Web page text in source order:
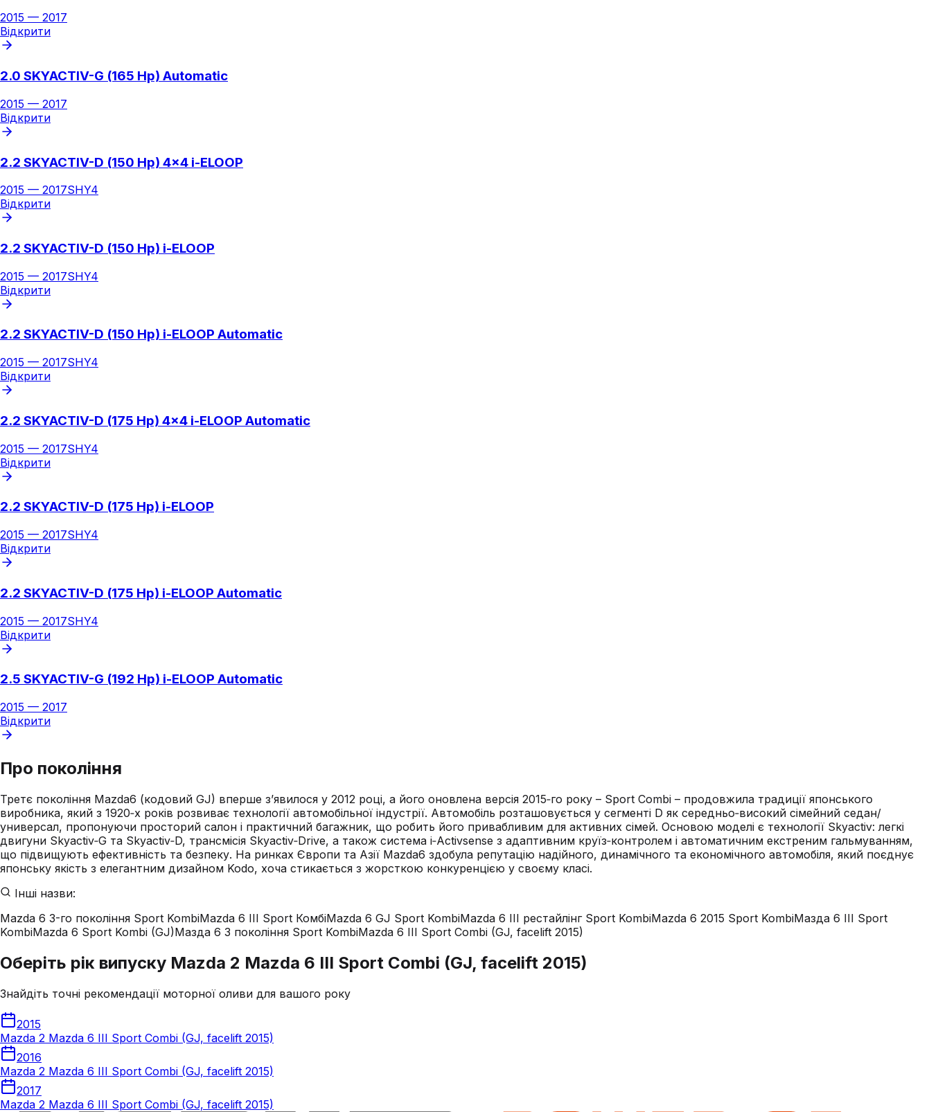
2015 — 2017
Відкрити
2.0 SKYACTIV-G (165 Hp) Automatic
2015 — 2017
Відкрити
2.2 SKYACTIV-D (150 Hp) 4x4 i-ELOOP
2015 — 2017SHY4
Відкрити
2.2 SKYACTIV-D (150 Hp) i-ELOOP
2015 — 2017SHY4
Відкрити
2.2 SKYACTIV-D (150 Hp) i-ELOOP Automatic
2015 — 2017SHY4
Відкрити
2.2 SKYACTIV-D (175 Hp) 4x4 i-ELOOP Automatic
2015 — 2017SHY4
Відкрити
2.2 SKYACTIV-D (175 Hp) i-ELOOP
2015 — 2017SHY4
Відкрити
2.2 SKYACTIV-D (175 Hp) i-ELOOP Automatic
2015 — 2017SHY4
Відкрити
2.5 SKYACTIV-G (192 Hp) i-ELOOP Automatic
2015 — 2017
Відкрити
Про покоління
Третє покоління Mazda6 (кодовий GJ) вперше з’явилося у 2012 році, а його оновлена версія 2015‑го року – Sport Combi – продовжила традиції японського
виробника, який з 1920‑х років розвиває технології автомобільної індустрії. Автомобіль розташовується у сегменті D як середньо‑високий сімейний седан/
универсал, пропонуючи просторий салон і практичний багажник, що робить його привабливим для активних сімей. Основою моделі є технології Skyactiv: легкі
двигуни Skyactiv‑G та Skyactiv‑D, трансмісія Skyactiv‑Drive, а також система i‑Activsense з адаптивним круїз‑контролем і автоматичним екстреним гальмуванням,
що підвищують ефективність та безпеку. На ринках Європи та Азії Mazda6 здобула репутацію надійного, динамічного та економічного автомобіля, який поєднує
японську якість з елегантним дизайном Kodo, хоча стикається з жорсткою конкуренцією у своєму класі.
Інші назви:
Mazda 6 3-го покоління Sport KombiMazda 6 III Sport КомбіMazda 6 GJ Sport KombiMazda 6 III рестайлінг Sport KombiMazda 6 2015 Sport KombiМазда 6 III Sport
KombiMazda 6 Sport Kombi (GJ)Мазда 6 3 покоління Sport KombiMazda 6 III Sport Combi (GJ, facelift 2015)
Оберіть рік випуску Mazda 2 Mazda 6 III Sport Combi (GJ, facelift 2015)
Знайдіть точні рекомендації моторної оливи для вашого року
2015
Mazda 2 Mazda 6 III Sport Combi (GJ, facelift 2015)
2016
Mazda 2 Mazda 6 III Sport Combi (GJ, facelift 2015)
2017
Mazda 2 Mazda 6 III Sport Combi (GJ, facelift 2015)